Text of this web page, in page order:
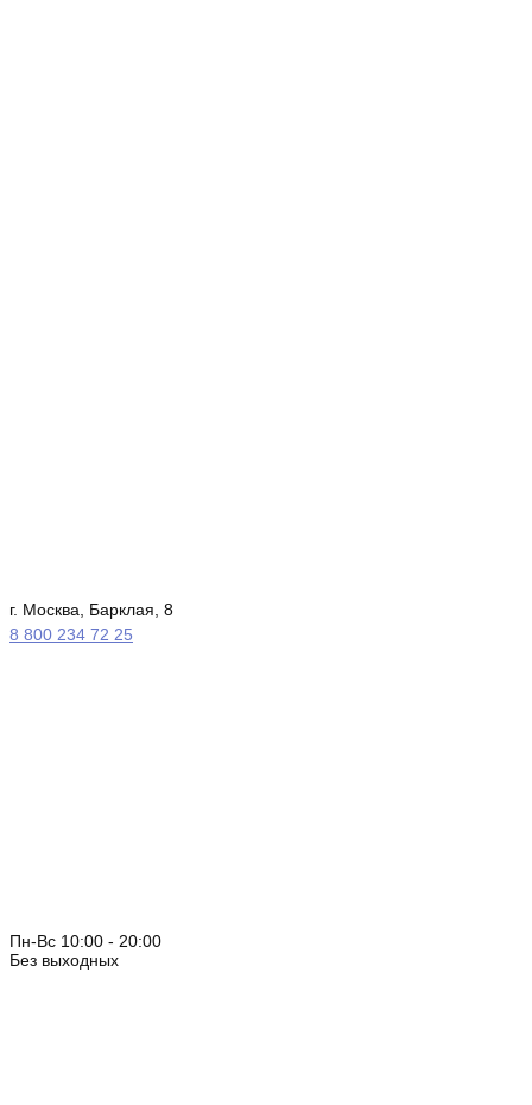
г. Москва, Барклая, 8
8 800 234 72 25
Пн-Вс 10:00 - 20:00
Без выходных